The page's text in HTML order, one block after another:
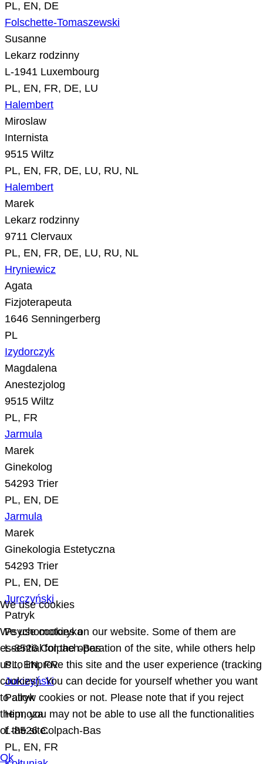
PL, EN, DE
Folschette-Tomaszewski
Susanne
Lekarz rodzinny
L-1941 Luxembourg
PL, EN, FR, DE, LU
Halembert
Miroslaw
Internista
9515 Wiltz
PL, EN, FR, DE, LU, RU, NL
Halembert
Marek
Lekarz rodzinny
9711 Clervaux
PL, EN, FR, DE, LU, RU, NL
Hryniewicz
Agata
Fizjoterapeuta
1646 Senningerberg
PL
Izydorczyk
Magdalena
Anestezjolog
9515 Wiltz
PL, FR
Jarmula
Marek
Ginekolog
54293 Trier
PL, EN, DE
Jarmula
Marek
Ginekologia Estetyczna
54293 Trier
PL, EN, DE
Jurczyński
Patryk
Psychomotoryka
L-8526 Colpach-Bas
PL, EN, FR
Jurczyński
Patryk
Hipnoza
L-8526 Colpach-Bas
PL, EN, FR
We use cookies
We use cookies on our website. Some of them are
essential for the operation of the site, while others help
us to improve this site and the user experience (tracking
cookies). You can decide for yourself whether you want
to allow cookies or not. Please note that if you reject
them, you may not be able to use all the functionalities
of the site.
Ok